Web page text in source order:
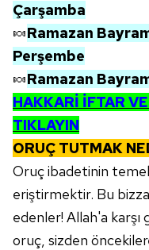
Çarşamba
🍬Ramazan
Perşembe
🍬Ramazan
HAKKARİ İFTAR
TIKLAYIN
ORUÇ TUTMAK
Oruç ibadetinin
eriştirmektir. Bu
edenler! Allah'a karşı
oruç, sizden